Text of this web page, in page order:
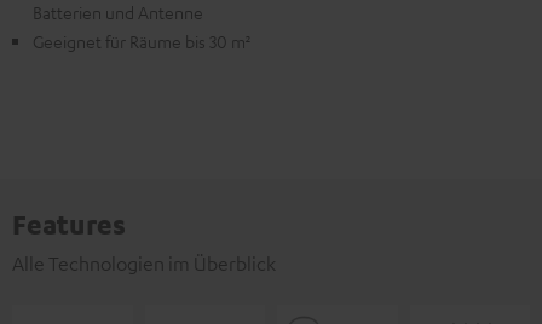
Batterien und Antenne
Geeignet für Räume bis 30 m²
Features
Alle Technologien im Überblick